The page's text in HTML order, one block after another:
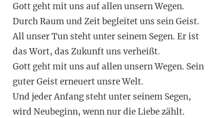
Gott geht mit uns auf allen unsern Wegen.
Durch Raum und Zeit begleitet uns sein Geist.
All unser Tun steht unter seinem Segen. Er ist
das Wort, das Zukunft uns verheißt.
Gott geht mit uns auf allen unsern Wegen. Sein
guter Geist erneuert unsre Welt.
Und jeder Anfang steht unter seinem Segen,
wird Neubeginn, wenn nur die Liebe zählt.